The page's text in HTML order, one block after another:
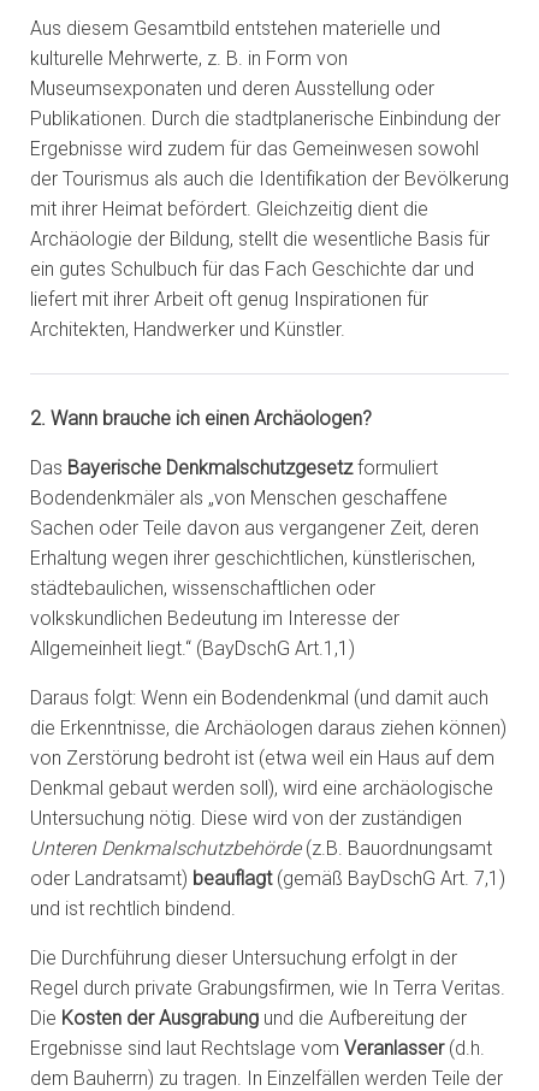
Aus diesem Gesamtbild entstehen materielle und
kulturelle Mehrwerte, z. B. in Form von
Museumsexponaten und deren Ausstellung oder
Publikationen. Durch die stadtplanerische Einbindung der
Ergebnisse wird zudem für das Gemeinwesen sowohl
der Tourismus als auch die Identifikation der Bevölkerung
mit ihrer Heimat befördert. Gleichzeitig dient die
Archäologie der Bildung, stellt die wesentliche Basis für
ein gutes Schulbuch für das Fach Geschichte dar und
liefert mit ihrer Arbeit oft genug Inspirationen für
Architekten, Handwerker und Künstler.
2. Wann brauche ich einen Archäologen?
Das Bayerische Denkmalschutzgesetzformuliert
Bodendenkmäler als „von Menschen geschaffene
Sachen oder Teile davon aus vergangener Zeit, deren
Erhaltung wegen ihrer geschichtlichen, künstlerischen,
städtebaulichen, wissenschaftlichen oder
volkskundlichen Bedeutung im Interesse der
Allgemeinheit liegt.“ (BayDschG Art.1,1)
Daraus folgt: Wenn ein Bodendenkmal (und damit auch
die Erkenntnisse, die Archäologen daraus ziehen können)
von Zerstörung bedroht ist (etwa weil ein Haus auf dem
Denkmal gebaut werden soll), wird eine archäologische
Untersuchung nötig. Diese wird von der zuständigen
Unteren Denkmalschutzbehörde(z.B. Bauordnungsamt
oder Landratsamt) beauflagt(gemäß BayDschG Art. 7,1)
und ist rechtlich bindend.
Die Durchführung dieser Untersuchung erfolgt in der
Regel durch private Grabungsfirmen, wie In Terra Veritas.
Die Kosten der Ausgrabung und die Aufbereitung der
Ergebnisse sind laut Rechtslage vom Veranlasser (d.h.
dem Bauherrn) zu tragen. In Einzelfällen werden Teile der